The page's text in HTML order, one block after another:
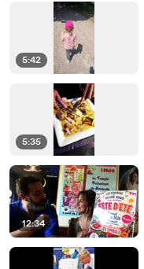
5:42
5:35
12:34